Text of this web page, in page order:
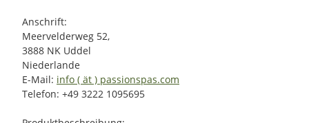
Anschrift:
Meervelderweg 52,
3888 NK Uddel
Niederlande
E-Mail: info ( ät ) passionspas.com
Telefon: +49 3222 1095695